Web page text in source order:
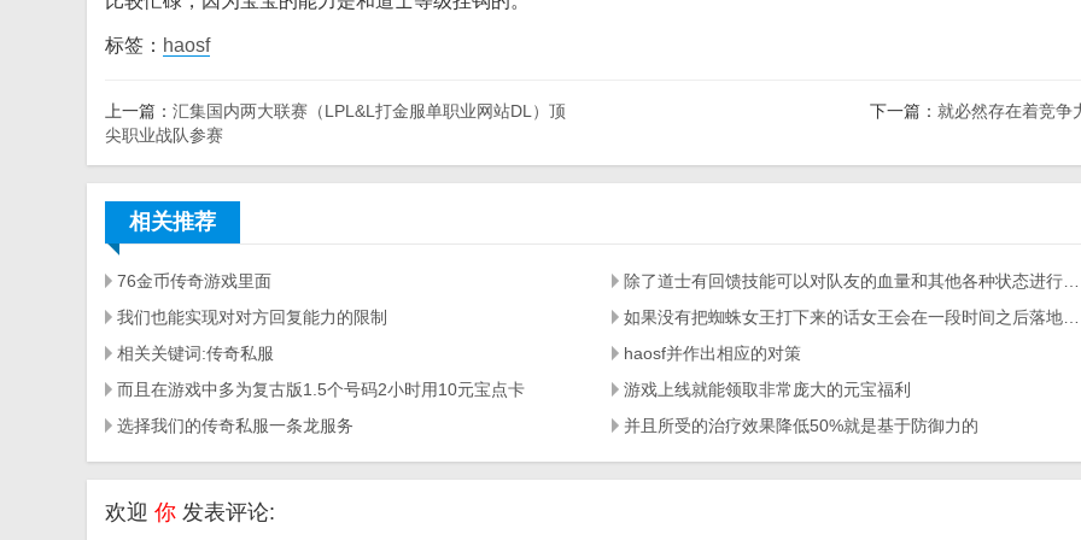
标签： haosf
上一篇： 汇集国内两大联赛（LPL&L打金服单职业网站DL）顶
尖职业战队参赛
下一篇： 就必然存在着竞争
相关推荐
76金币传奇游戏里面
除了道士有回馈技能可以对队友的血量和其他各种状态进行回馈外
我们也能实现对对方回复能力的限制
如果没有把蜘蛛女王打下来的话女王会在一段时间之后落地释放一个米字型的地刺
相关关键词:传奇私服
haosf并作出相应的对策
而且在游戏中多为复古版1.5个号码2小时用10元宝点卡
游戏上线就能领取非常庞大的元宝福利
选择我们的传奇私服一条龙服务
并且所受的治疗效果降低50%就是基于防御力的
欢迎 你 发表评论: